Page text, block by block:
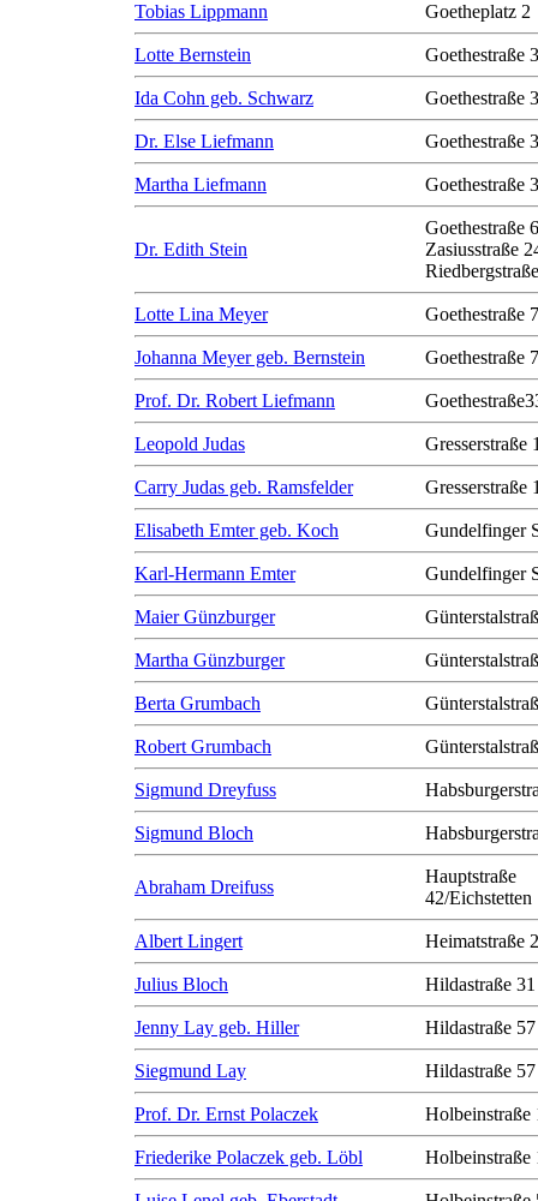
Tobias Lippmann Goetheplatz 2
Lotte Bernstein Goethestraße 3
Ida Cohn geb. Schwarz Goethestraße 3
Dr. Else Liefmann Goethestraße
Martha Liefmann Goethestraße
Dr. Edith Stein
Goethestraße
Zasiusstraße
Lotte Lina Meyer Goethestraße
Johanna Meyer geb. Bernstein Goethestraße
Prof. Dr. Robert Liefmann
Leopold Judas Gresserstraße
Carry Judas geb. Ramsfelder Gresserstraße
Elisabeth Emter geb. Koch Gundelfinger
Karl-Hermann Emter Gundelfinger
Maier Günzburger
Martha Günzburger
Berta Grumbach
Robert Grumbach
Sigmund Dreyfuss
Sigmund Bloch
Abraham Dreifuss
Hauptstraße
42/Eichstetten
Albert Lingert Heimatstraße 2
Julius Bloch Hildastraße 31
Jenny Lay geb. Hiller Hildastraße 57
Siegmund Lay Hildastraße 57
Prof. Dr. Ernst Polaczek Holbeinstraße
Friederike Polaczek geb. Löbl Holbeinstraße